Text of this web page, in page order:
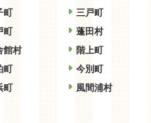
町
三戸町
町
蓬田村
館村
階上町
町
今別町
町
風間浦村